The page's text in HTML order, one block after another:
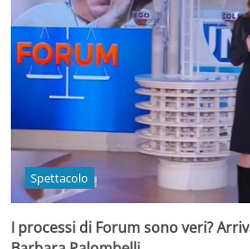
Spettacolo
I processi di Forum sono veri?